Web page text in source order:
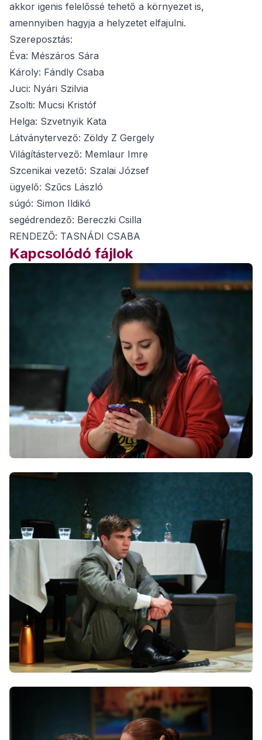
akkor igenis felelőssé tehető a környezet is,
amennyiben hagyja a helyzetet elfajulni.
Szereposztás:
Éva: Mészáros Sára
Károly: Fándly Csaba
Juci: Nyári Szilvia
Zsolti: Mucsi Kristóf
Helga: Szvetnyik Kata
Látványtervező: Zöldy Z Gergely
Világítástervező: Memlaur Imre
Szcenikai vezető: Szalai József
ügyelő: Szűcs László
súgó: Simon Ildikó
segédrendező: Bereczki Csilla
RENDEZŐ: TASNÁDI CSABA
Kapcsolódó fájlok